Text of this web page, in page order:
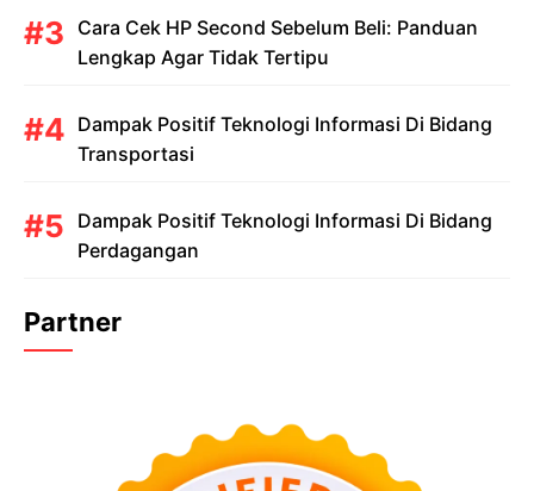
Cara Cek HP Second Sebelum Beli: Panduan
Lengkap Agar Tidak Tertipu
Dampak Positif Teknologi Informasi Di Bidang
Transportasi
Dampak Positif Teknologi Informasi Di Bidang
Perdagangan
Partner